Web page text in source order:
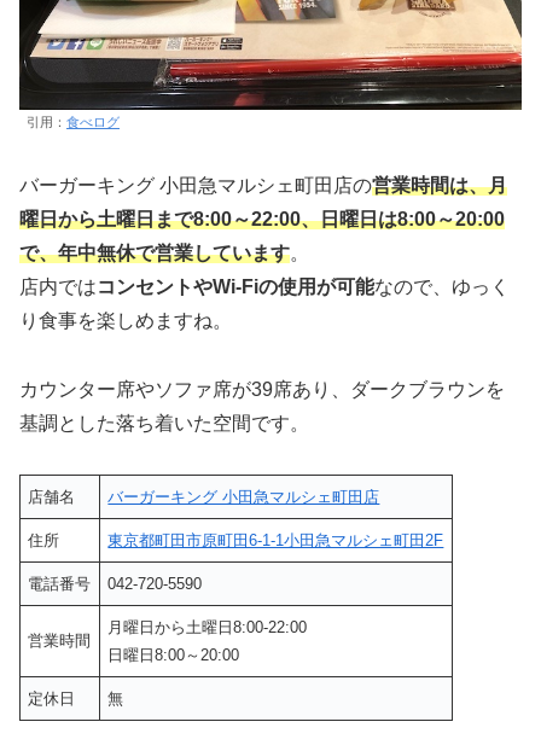
引用： 食べログ
バーガーキング 小田急マルシェ町田店の営業時間は、月
曜日から土曜日まで8:00～22:00、日曜日は8:00～20:00
で、年中無休で営業しています。
店内ではコンセントやWi-Fiの使用が可能なので、ゆっく
り食事を楽しめますね。
カウンター席やソファ席が39席あり、ダークブラウンを
基調とした落ち着いた空間です。
店舗名 バーガーキング 小田急マルシェ町田店
住所 東京都町田市原町田6-1-1小田急マルシェ町田2F
電話番号 042-720-5590
営業時間
月曜日から土曜日8:00-22:00
日曜日8:00～20:00
定休日 無